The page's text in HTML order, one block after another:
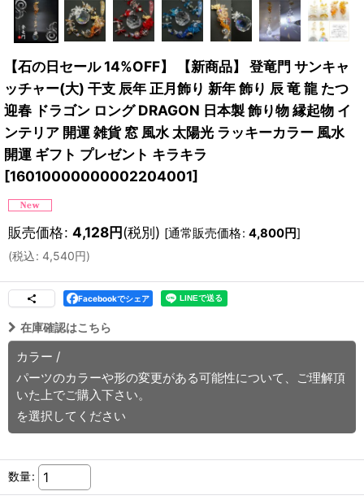
【石の日セール 14%OFF】 【新商品】 登竜門 サンキャ
ッチャー(大) 干支 辰年 正月飾り 新年 飾り 辰 竜 龍 たつ
迎春 ドラゴン ロング DRAGON 日本製 飾り物 縁起物 イ
ンテリア 開運 雑貨 窓 風水 太陽光 ラッキーカラー 風水
開運 ギフト プレゼント キラキラ
[16010000000002204001]
販売価格: 4,128円(税別) [通常販売価格: 4,800円]
(税込: 4,540円)
Facebookでシェア
在庫確認はこちら
カラー /
パーツのカラーや形の変更がある可能性について、ご理解頂
いた上でご購入下さい。
を選択してください
数量: